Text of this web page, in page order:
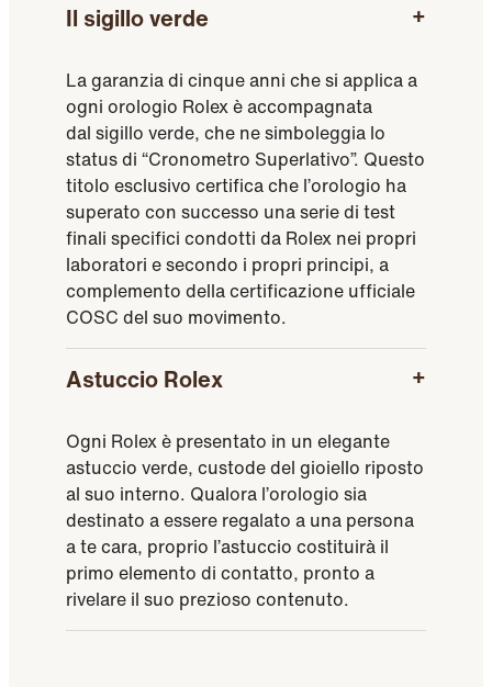
Il sigillo verde
La garanzia di cinque anni che si applica a
ogni orologio Rolex è accompagnata
dal sigillo verde, che ne simboleggia lo
status di “Cronometro Superlativo”. Questo
titolo esclusivo certifica che l’orologio ha
superato con successo una serie di test
finali specifici condotti da Rolex nei propri
laboratori e secondo i propri principi, a
complemento della certificazione ufficiale
COSC del suo movimento.
Astuccio Rolex
Ogni Rolex è presentato in un elegante
astuccio verde, custode del gioiello riposto
al suo interno. Qualora l’orologio sia
destinato a essere regalato a una persona
a te cara, proprio l’astuccio costituirà il
primo elemento di contatto, pronto a
rivelare il suo prezioso contenuto.